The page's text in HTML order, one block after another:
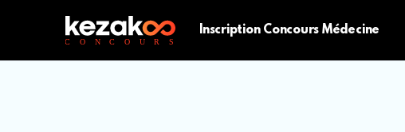
Inscription Concours Médecine